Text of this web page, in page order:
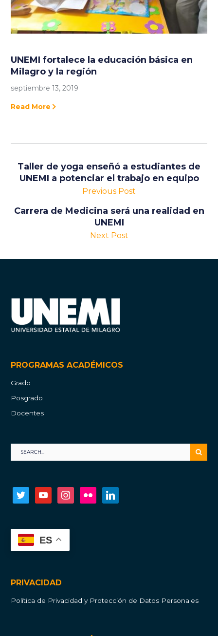
UNEMI fortalece la educación básica en
Milagro y la región
septiembre 13, 2019
Read More
Taller de yoga enseñó a estudiantes de
UNEMI a potenciar el trabajo en equipo
Previous Post
Carrera de Medicina será una realidad en
UNEMI
Next Post
PROGRAMAS ACADÉMICOS
Grado
Posgrado
Docentes
twitter youtube instagramflickr
ES
PRIVACIDAD
Política de Privacidad y Protección de Datos Personales